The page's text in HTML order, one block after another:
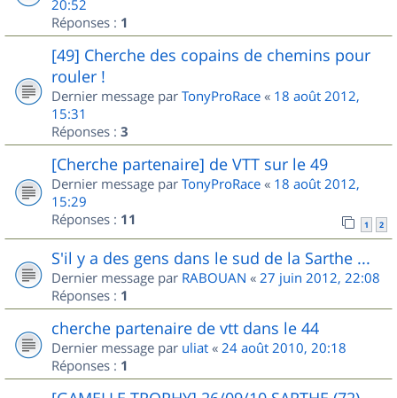
20:52
Réponses : 1
[49] Cherche des copains de chemins pour
rouler !
Dernier message par TonyProRace « 18 août 2012,
15:31
Réponses : 3
[Cherche partenaire] de VTT sur le 49
Dernier message par TonyProRace « 18 août 2012,
15:29
Réponses : 11 1 2
S'il y a des gens dans le sud de la Sarthe ...
Dernier message par RABOUAN « 27 juin 2012, 22:08
Réponses : 1
cherche partenaire de vtt dans le 44
Dernier message par uliat « 24 août 2010, 20:18
Réponses : 1